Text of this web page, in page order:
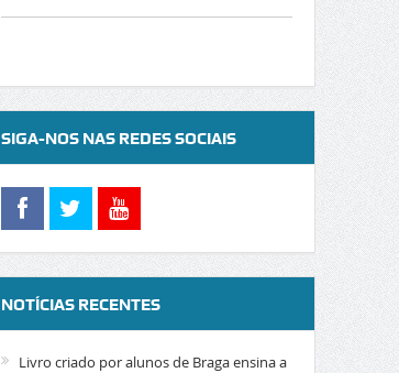
SIGA-NOS NAS REDES SOCIAIS
NOTÍCIAS RECENTES
Livro criado por alunos de Braga ensina a